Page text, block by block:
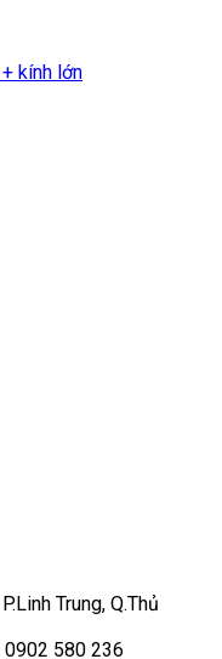
kính lớn
Trung, Q.Thủ
580 236